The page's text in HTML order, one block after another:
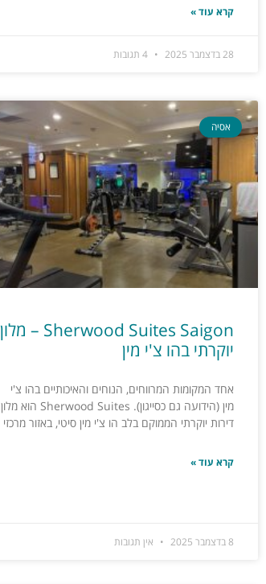
קרא עוד »
28 בדצמבר 2025
אסיה
Sherwood Suites Saigon – מלון
יוקרתי בהו צ'י מין
אחד המקומות המרווחים, הנוחים והאיכותיים בהו צ'י
מין (הידועה גם כסייגון). Sherwood Suites הוא מלון
דירות יוקרתי הממוקם בלב הו צ'י מין סיטי, באזור מרכזי
קרא עוד »
8 בדצמבר 2025 אין תגובות